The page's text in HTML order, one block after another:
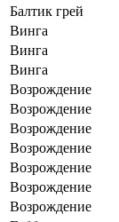
Балтик грей
Винга
Винга
Винга
Возрождение
Возрождение
Возрождение
Возрождение
Возрождение
Возрождение
Возрождение